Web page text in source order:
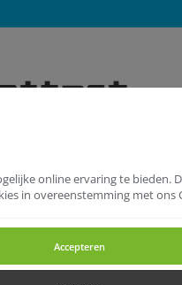
online ervaring te bieden.
in overeenstemming met ons
Accepteren
Hijstechniek